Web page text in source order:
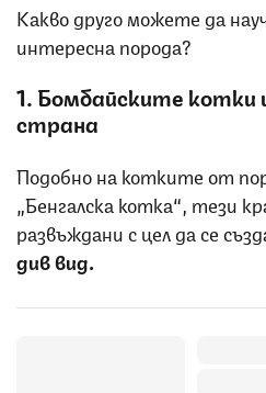
Какво друго можете да
интересна порода?
1. Бомбайските котки
страна
Подобно на котките от
„Бенгалска котка“, тези
развъждани с цел да се
див вид.